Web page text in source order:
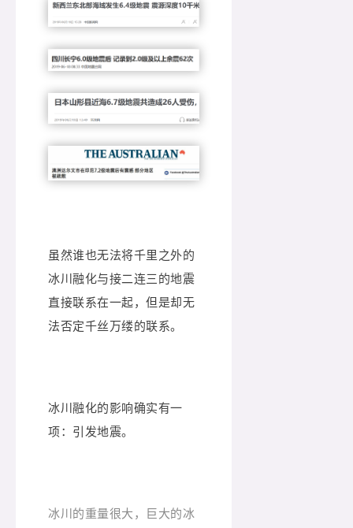
虽然谁也无法将千里之外的
冰川融化与接二连三的地震
直接联系在一起，但是却无
法否定千丝万缕的联系。
冰川融化的影响确实有一
项：引发地震。
冰川的重量很大，巨大的冰